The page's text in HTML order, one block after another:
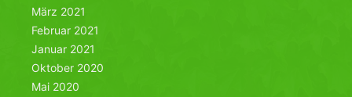
März 2021
Februar 2021
Januar 2021
Oktober 2020
Mai 2020